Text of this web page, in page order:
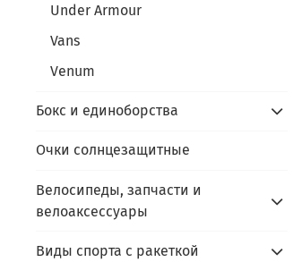
Under Armour
Vans
Venum
Бокс и единоборства
Очки солнцезащитные
Велосипеды, запчасти и
велоаксессуары
Виды спорта с ракеткой